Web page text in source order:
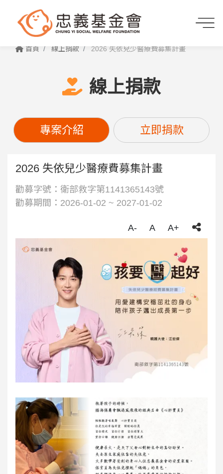
首頁 線上捐款 2026 失依兒少醫療費募集計畫
線上捐款
專案介紹 立即捐款
2026 失依兒少醫療費募集計畫
勸募字號：衛部救字第1141365143號
勸募期間：2026-01-02 ~ 2027-01-02
A- A A+